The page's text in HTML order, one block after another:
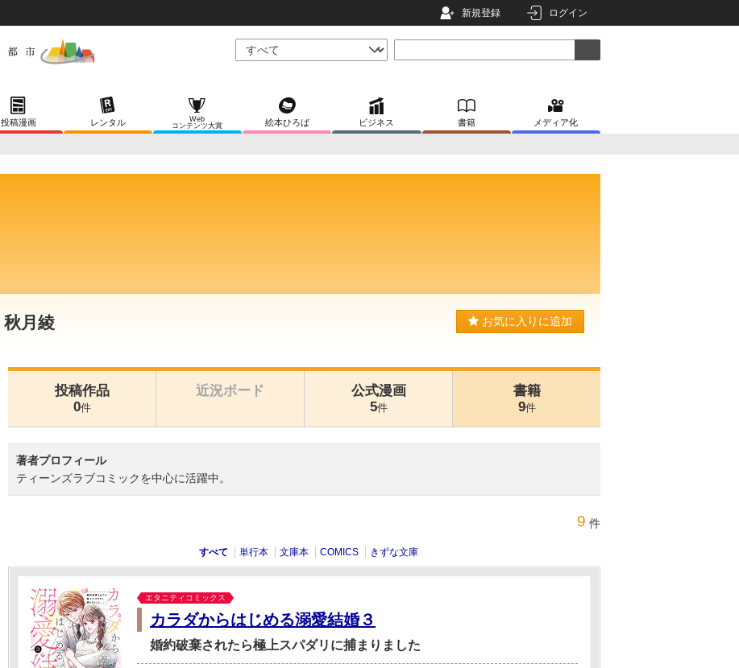
新規登録 ログイン
投稿漫画 レンタル
Web
コンテンツ大賞
絵本ひろば ビジネス 書籍 メディア化
秋月綾 お気に入りに追加
投稿作品
0件
近況ボード
公式漫画
5件
書籍
9件
著者プロフィール
ティーンズラブコミックを中心に活躍中。
9 件
すべて 単行本 文庫本 COMICS きずな文庫
エタニティコミックス
カラダからはじめる溺愛結婚３
婚約破棄されたら極上スパダリに捕まりました